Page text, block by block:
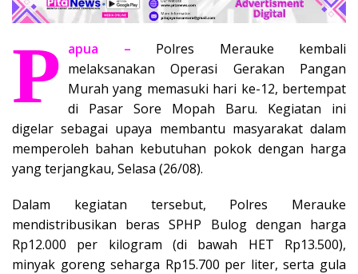
P apua – Polres Merauke kembali
melaksanakan Operasi Gerakan Pangan
Murah yang memasuki hari ke-12, bertempat
di Pasar Sore Mopah Baru. Kegiatan ini
digelar sebagai upaya membantu masyarakat dalam
memperoleh bahan kebutuhan pokok dengan harga
yang terjangkau, Selasa (26/08).
Dalam kegiatan tersebut, Polres Merauke
mendistribusikan beras SPHP Bulog dengan harga
Rp12.000 per kilogram (di bawah HET Rp13.500),
minyak goreng seharga Rp15.700 per liter, serta gula